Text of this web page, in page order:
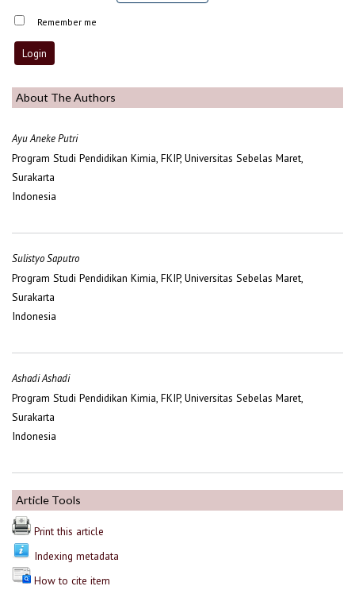
Remember me
About The Authors
Ayu Aneke Putri
Program Studi Pendidikan Kimia, FKIP, Universitas Sebelas Maret,
Surakarta
Indonesia
Sulistyo Saputro
Program Studi Pendidikan Kimia, FKIP, Universitas Sebelas Maret,
Surakarta
Indonesia
Ashadi Ashadi
Program Studi Pendidikan Kimia, FKIP, Universitas Sebelas Maret,
Surakarta
Indonesia
Article Tools
Print this article
Indexing metadata
How to cite item